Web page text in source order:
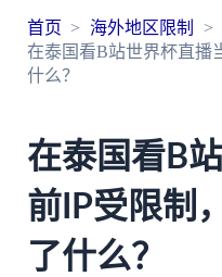
首页
海外地区限制
在泰国看B站世界杯直播
什么？
在泰国看B
前IP受限制
了什么？